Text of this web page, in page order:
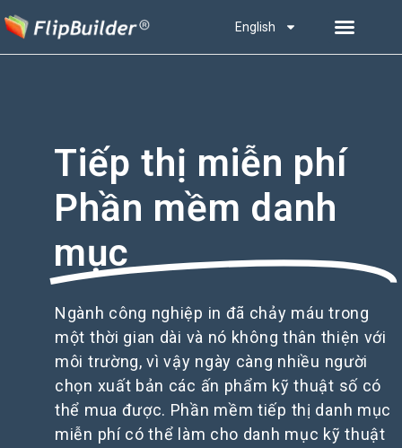
English
Tiếp thị miễn phí
Phần mềm danh
mục
Ngành công nghiệp in đã chảy máu trong
một thời gian dài và nó không thân thiện với
môi trường, vì vậy ngày càng nhiều người
chọn xuất bản các ấn phẩm kỹ thuật số có
thể mua được. Phần mềm tiếp thị danh mục
miễn phí có thể làm cho danh mục kỹ thuật